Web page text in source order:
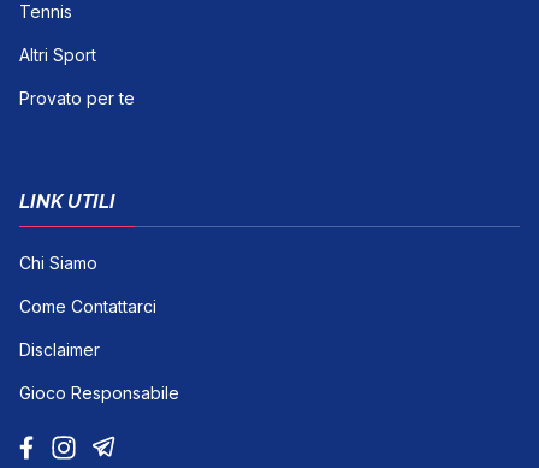
Tennis
Altri Sport
Provato per te
LINK UTILI
Chi Siamo
Come Contattarci
Disclaimer
Gioco Responsabile